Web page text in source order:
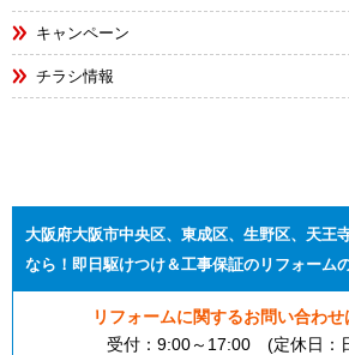
キャンペーン
チラシ情報
大阪府大阪市中央区、東成区、生野区、天王
なら！即日駆けつけ＆工事保証のリフォーム
リフォームに関するお問い合わせ
受付：9:00～17:00 (定休日：